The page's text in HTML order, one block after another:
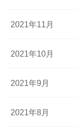
2021年11月
2021年10月
2021年9月
2021年8月